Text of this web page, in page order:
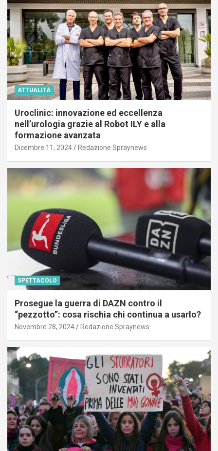
ATTUALITÀ
Uroclinic: innovazione ed eccellenza
nell’urologia grazie al Robot ILY e alla
formazione avanzata
Dicembre 11, 2024 Redazione Spraynews
SPETTACOLO
Prosegue la guerra di DAZN contro il
“pezzotto”: cosa rischia chi continua a usarlo?
Novembre 28, 2024 Redazione Spraynews